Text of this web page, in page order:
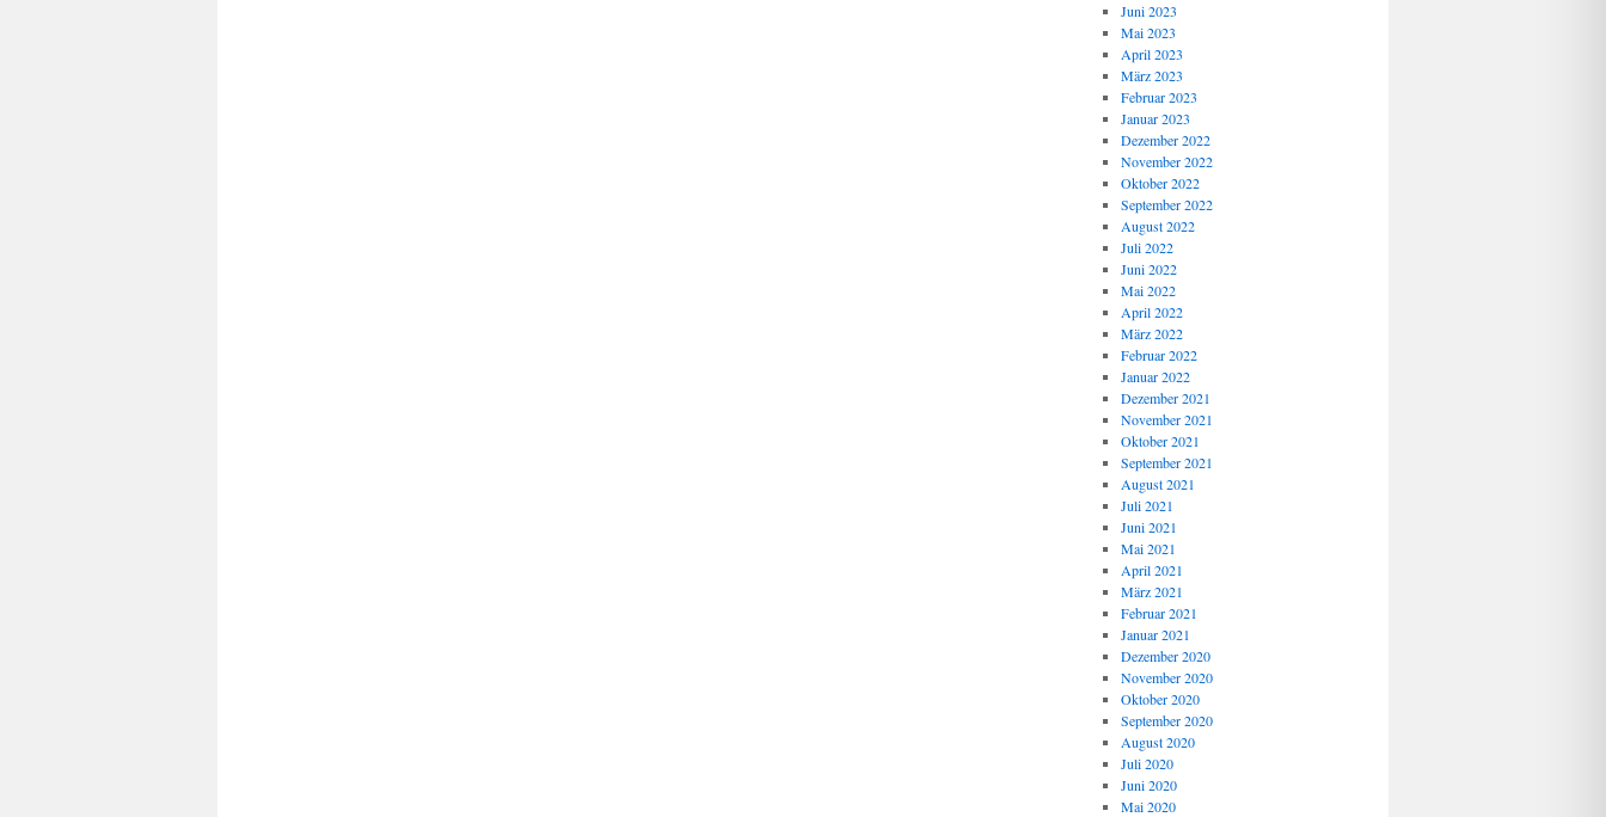
Juni 2023
Mai 2023
April 2023
März 2023
Februar 2023
Januar 2023
Dezember 2022
November 2022
Oktober 2022
September 2022
August 2022
Juli 2022
Juni 2022
Mai 2022
April 2022
März 2022
Februar 2022
Januar 2022
Dezember 2021
November 2021
Oktober 2021
September 2021
August 2021
Juli 2021
Juni 2021
Mai 2021
April 2021
März 2021
Februar 2021
Januar 2021
Dezember 2020
November 2020
Oktober 2020
September 2020
August 2020
Juli 2020
Juni 2020
Mai 2020